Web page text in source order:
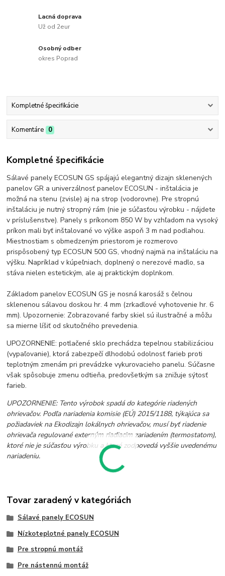
Lacná doprava
Už od 2eur
Osobný odber
okres Poprad
Kompletné špecifikácie
Komentáre 0
Kompletné špecifikácie
Sálavé panely ECOSUN GS spájajú elegantný dizajn sklenených
panelov GR a univerzálnosť panelov ECOSUN - inštalácia je
možná na stenu (zvisle) aj na strop (vodorovne). Pre stropnú
inštaláciu je nutný stropný rám (nie je súčasťou výrobku - nájdete
v príslušenstve). Panely s príkonom 850 W by vzhľadom na vysoký
príkon mali byť inštalované vo výške aspoň 3 m nad podlahou.
Miestnostiam s obmedzeným priestorom je rozmerovo
prispôsobený typ ECOSUN 500 GS, vhodný najmä na inštaláciu na
výšku. Napríklad v kúpeľniach, doplnený o nerezové madlo, sa
stáva nielen estetickým, ale aj praktickým doplnkom.
Základom panelov ECOSUN GS je nosná karosáž s čelnou
sklenenou sálavou doskou hr. 4 mm (zrkadlové vyhotovenie hr. 6
mm). Upozornenie: Zobrazované farby skiel sú ilustračné a môžu
sa mierne líšiť od skutočného prevedenia.
UPOZORNENIE: potlačené sklo prechádza tepelnou stabilizáciou
(vypaľovanie), ktorá zabezpečí dlhodobú odolnosť farieb proti
teplotným zmenám pri prevádzke vykurovacieho panelu. Súčasne
však spôsobuje zmenu odtieňa, predovšetkým sa znižuje sýtosť
farieb.
UPOZORNENIE: Tento výrobok spadá do kategórie riadených
ohrievačov. Podľa nariadenia komisie (EÚ) 2015/1188, týkajúca sa
požiadaviek na Ekodizajn lokálnych ohrievačov, musí byť riadenie
ohrievača regulované externým riadiacim zariadením (termostatom),
ktoré nie je súčasťou výrobku a ktoré zodpovedá vyššie uvedenému
nariadeniu.
Tovar zaradený v kategóriách
Sálavé panely ECOSUN
Nízkoteplotné panely ECOSUN
Pre stropnú montáž
Pre nástennú montáž